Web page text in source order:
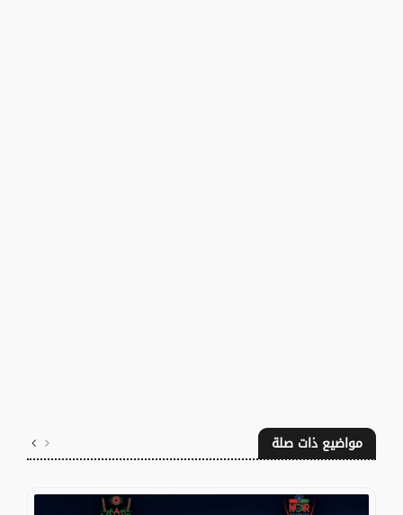
مواضيع ذات صلة